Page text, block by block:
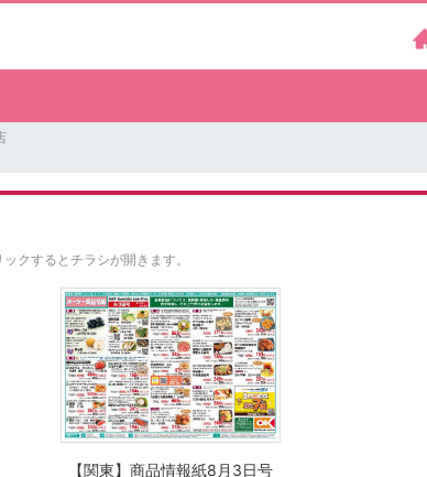
クするとチラシが開きます。
【関東】商品情報紙8月3日号